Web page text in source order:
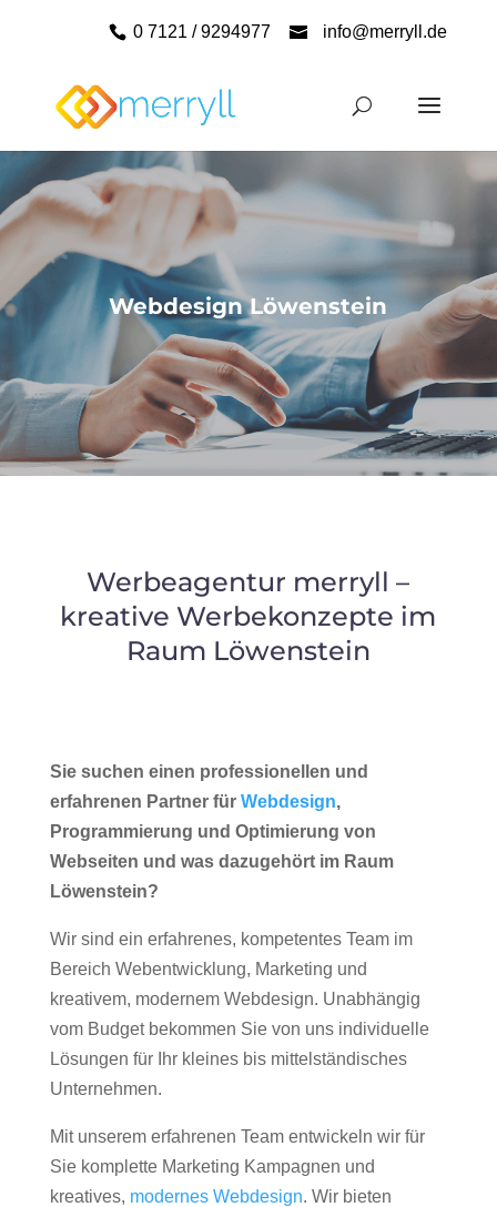
0 7121 / 9294977 info@merryll.de
Webdesign Löwenstein
Werbeagentur merryll –
kreative Werbekonzepte im
Raum Löwenstein
Sie suchen einen professionellen und
erfahrenen Partner für Webdesign,
Programmierung und Optimierung von
Webseiten und was dazugehört im Raum
Löwenstein?
Wir sind ein erfahrenes, kompetentes Team im
Bereich Webentwicklung, Marketing und
kreativem, modernem Webdesign. Unabhängig
vom Budget bekommen Sie von uns individuelle
Lösungen für Ihr kleines bis mittelständisches
Unternehmen.
Mit unserem erfahrenen Team entwickeln wir für
Sie komplette Marketing Kampagnen und
kreatives, modernes Webdesign. Wir bieten